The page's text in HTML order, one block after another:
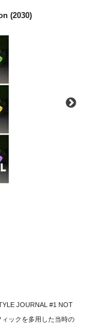
(2030)
JOURNAL #1 NOT
ックを多用した当時の